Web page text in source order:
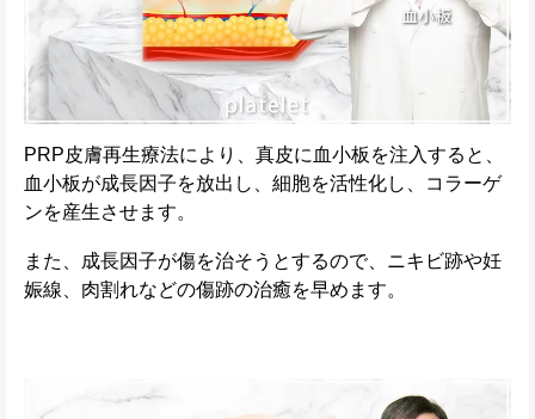
PRP皮膚再生療法により、真皮に血小板を注入すると、
血小板が成長因子を放出し、細胞を活性化し、コラーゲ
ンを産生させます。
また、成長因子が傷を治そうとするので、ニキビ跡や妊
娠線、肉割れなどの傷跡の治癒を早めます。